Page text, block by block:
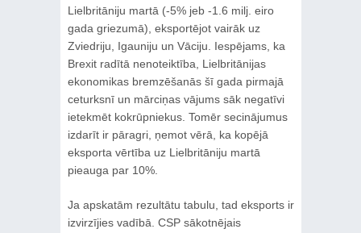
Lielbritāniju martā (-5% jeb ‑1.6 milj. eiro
gada griezumā), eksportējot vairāk uz
Zviedriju, Igauniju un Vāciju. Iespējams, ka
Brexit radītā nenoteiktība, Lielbritānijas
ekonomikas bremzēšanās šī gada pirmajā
ceturksnī un mārciņas vājums sāk negatīvi
ietekmēt kokrūpniekus. Tomēr secinājumus
izdarīt ir pāragri, ņemot vērā, ka kopējā
eksporta vērtība uz Lielbritāniju martā
pieauga par 10%.
Ja apskatām rezultātu tabulu, tad eksports ir
izvirzījies vadībā. CSP sākotnējais